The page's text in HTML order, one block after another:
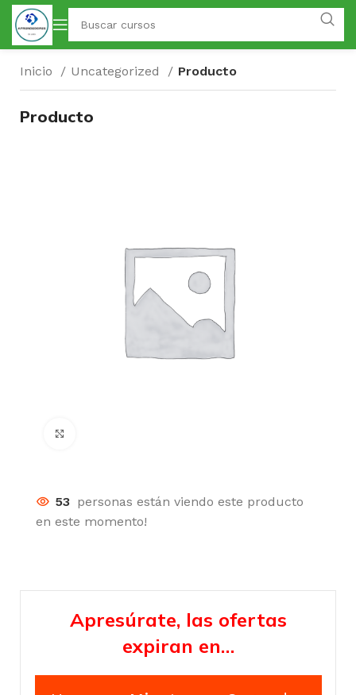
Inicio Uncategorized Producto
Producto
53 personas están viendo este producto
en este momento!
Apresúrate, las ofertas
expiran en…